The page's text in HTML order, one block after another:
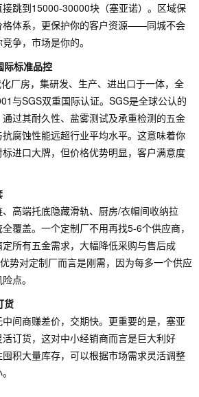
跳到15000-30000块（塞亚诺）。区域保
格体系，更保护你的客户资源——同城不会
争，市场是你的。
际标准品控
厂房，集研发、生产、进出口于一体，全
与SGS双重国际认证。SGS是全球公认的
过其耐久性、盐雾测试及承重检测的五金
腐蚀性能远超行业平均水平。这意味着你
进口大牌，但价格优势明显，客户满意度
高端托底隐藏滑轨、厨房/衣帽间收纳拉
覆盖。一个定制厂不用再找5-6个供应商，
所有五金需求，大幅降低采购与售后成
势对定制厂而言是刚需，因为每多一个供应
点。
货
间商赚差价，交期快。更重要的是，塞亚
订货，这对中小经销商而言是巨大利好
积大量库存，可以根据市场需求灵活调整